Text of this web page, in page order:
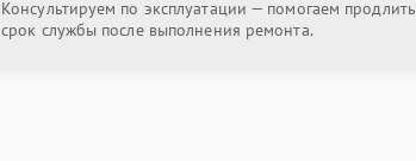
Консультируем по эксплуатации — помогаем продлить
срок службы после выполнения ремонта.